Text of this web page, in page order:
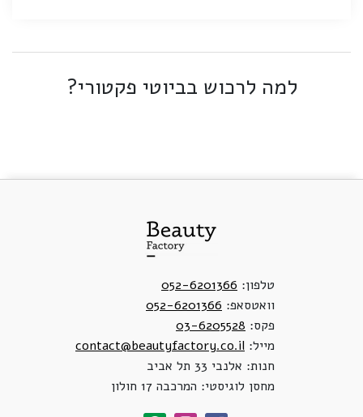
למה לרכוש בביוטי פקטורי?
טלפון: 052-6201366
וואטסאפ: 052-6201366
פקס: 03-6205528
מייל: contact@beautyfactory.co.il
חנות: אלנבי 33 תל אביב
מחסן לוגיסטי: המרכבה 17 חולון